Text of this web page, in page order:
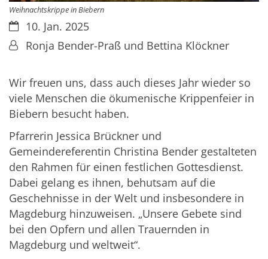
Weihnachtskrippe in Biebern
Datum:10. Jan. 2025
Von:Ronja Bender-Praß und Bettina Klöckner
Wir freuen uns, dass auch dieses Jahr wieder so
viele Menschen die ökumenische Krippenfeier in
Biebern besucht haben.
Pfarrerin Jessica Brückner und
Gemeindereferentin Christina Bender gestalteten
den Rahmen für einen festlichen Gottesdienst.
Dabei gelang es ihnen, behutsam auf die
Geschehnisse in der Welt und insbesondere in
Magdeburg hinzuweisen. „Unsere Gebete sind
bei den Opfern und allen Trauernden in
Magdeburg und weltweit“.